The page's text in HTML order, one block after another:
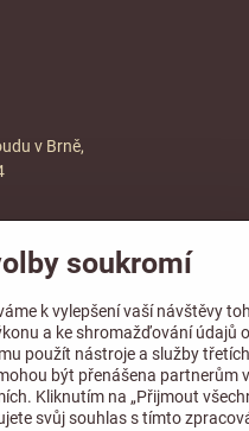
v Brně,
soukromí
k vylepšení vaší návštěvy
a ke shromažďování údajů
použít nástroje a služby
být přenášena partnerům v
Kliknutím na „Přijmout
svůj souhlas s tímto